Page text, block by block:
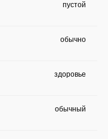
пустой
обычно
здоровье
обычный